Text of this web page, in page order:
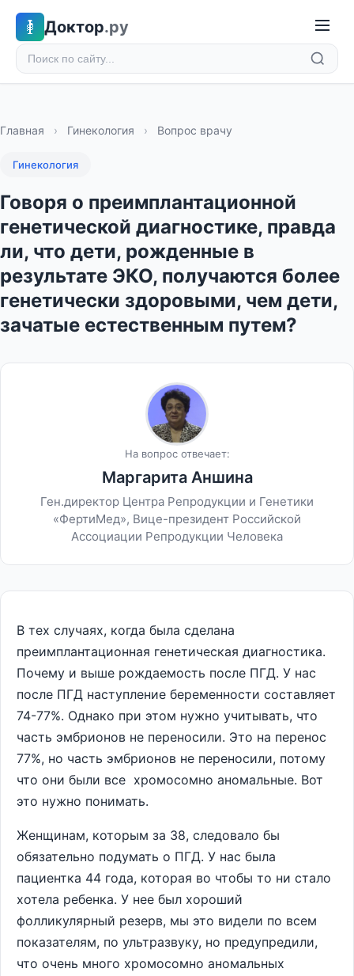
Доктор.ру
Главная › Гинекология › Вопрос врачу
Гинекология
Говоря о преимплантационной
генетической диагностике, правда
ли, что дети, рожденные в
результате ЭКО, получаются более
генетически здоровыми, чем дети,
зачатые естественным путем?
На вопрос отвечает:
Маргарита Аншина
Ген.директор Центра Репродукции и Генетики
«ФертиМед», Вице-президент Российской
Ассоциации Репродукции Человека
В тех случаях, когда была сделана
преимплантационная генетическая диагностика.
Почему и выше рождаемость после ПГД. У нас
после ПГД наступление беременности составляет
74-77%. Однако при этом нужно учитывать, что
часть эмбрионов не переносили. Это на перенос
77%, но часть эмбрионов не переносили, потому
что они были все хромосомно аномальные. Вот
это нужно понимать.
Женщинам, которым за 38, следовало бы
обязательно подумать о ПГД. У нас была
пациентка 44 года, которая во чтобы то ни стало
хотела ребенка. У нее был хороший
фолликулярный резерв, мы это видели по всем
показателям, по ультразвуку, но предупредили,
что очень много хромосомно аномальных